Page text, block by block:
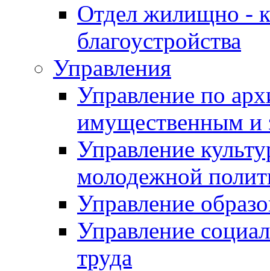
Отдел жилищно -
благоустройства
Управления
Управление по
имущественным и
Управление
молодежной
Управление
Управление
труда